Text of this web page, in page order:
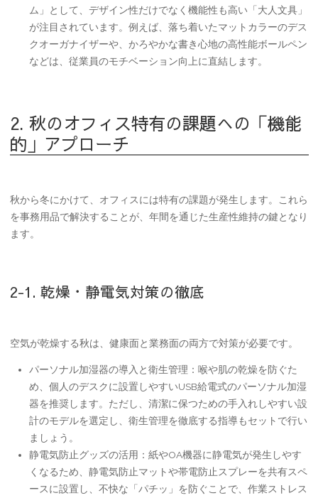
ム」として、デザイン性だけでなく機能性も高い「大人文具」
が注目されています。例えば、落ち着いたマットカラーのデス
クオーガナイザーや、かろやかな書き心地の高性能ボールペン
などは、従業員のモチベーション向上に直結します。
2. 秋のオフィス特有の課題への「機能
的」アプローチ
秋から冬にかけて、オフィスには特有の課題が発生します。これら
を事務用品で解決することが、年間を通じた生産性維持の鍵となり
ます。
2-1. 乾燥・静電気対策の徹底
空気が乾燥する秋は、健康面と業務面の両方で対策が必要です。
パーソナル加湿器の導入と衛生管理 ：喉や肌の乾燥を防ぐた
め、個人のデスクに設置しやすいUSB給電式のパーソナル加湿
器を推奨します。ただし、清潔に保つための手入れしやすい設
計のモデルを選定し、衛生管理を徹底する指導もセットで行い
ましょう。
静電気防止グッズの活用 ：紙やOA機器に静電気が発生しやす
くなるため、静電気防止マットや帯電防止スプレーを共有スペ
ースに設置し、不快な「パチッ」を防ぐことで、作業ストレス